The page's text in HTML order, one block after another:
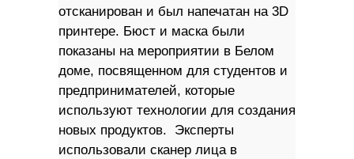
отсканирован и был напечатан на 3D
принтере. Бюст и маска были
показаны на мероприятии в Белом
доме, посвященном для студентов и
предпринимателей, которые
используют технологии для создания
новых продуктов. Эксперты
использовали сканер лица в